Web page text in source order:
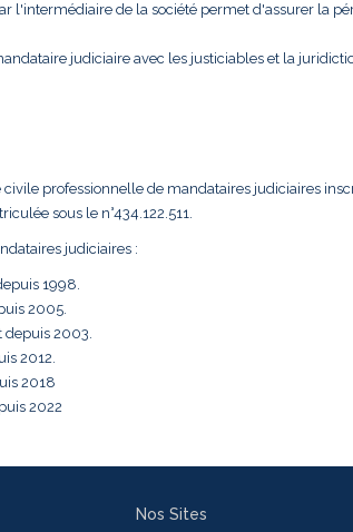
l'intermédiaire de la société permet d'assurer la
judiciaire avec les justiciables et la
civile professionnelle de mandataires judiciaires
sous le n°434.122.511.
judiciaires :
1998.
2005.
depuis 2003.
2012.
2018
2022
Nos Sites